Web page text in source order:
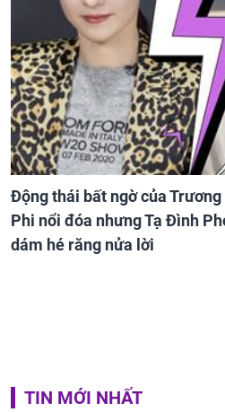
Động thái bất ngờ của
Phi nổi đóa nhưng Tạ Đình
dám hé răng nửa lời
TIN MỚI NHẤT